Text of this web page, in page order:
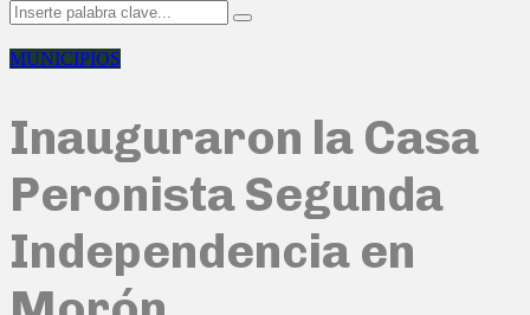
Search
for:
Search
MUNICIPIOS
Inauguraron la Casa
Peronista Segunda
Independencia en